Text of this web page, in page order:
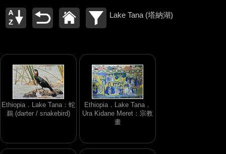
Lake Tana (塔納湖)
Ethiopia．Lake Tana：蛇
鵜 (darter / snakebird)
Ethiopia．Lake Tana．
Ura Kidane Meret：宗教
畫